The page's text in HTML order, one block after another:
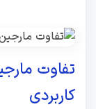
تفاوت
کاربردی